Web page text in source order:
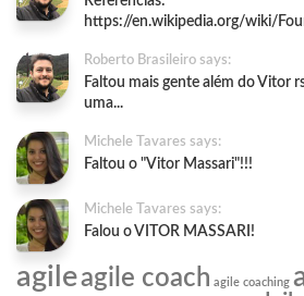
https://en.wikipedia.org/wiki/
Roberto Brasileiro says:
Faltou mais gente além do Vitor
uma...
Michele Tavares says:
Faltou o "Vitor Massari"!!!
Michele Tavares says:
Falou o VITOR MASSARI!
agileagile coach agile coaching